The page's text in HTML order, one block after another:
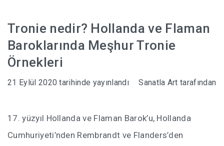
Tronie nedir? Hollanda ve Flaman
Baroklarında Meşhur Tronie
Örnekleri
21 Eylül 2020 tarihinde yayınlandı Sanatla Art tarafından
17. yüzyıl Hollanda ve Flaman Barok’u, Hollanda
Cumhuriyeti’nden Rembrandt ve Flanders’den